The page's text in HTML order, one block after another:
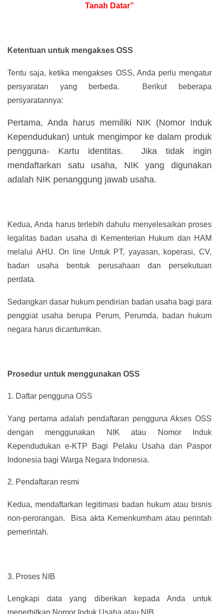
Tanah Datar”
Ketentuan untuk mengakses OSS
Tentu saja, ketika mengakses OSS, Anda perlu mengatur
persyaratan yang berbeda. Berikut beberapa
persyaratannya:
Pertama, Anda harus memiliki NIK (Nomor Induk
Kependudukan) untuk mengimpor ke dalam produk
pengguna- Kartu identitas. Jika tidak ingin
mendaftarkan satu usaha, NIK yang digunakan
adalah NIK penanggung jawab usaha.
Kedua, Anda harus terlebih dahulu menyelesaikan proses
legalitas badan usaha di Kementerian Hukum dan HAM
melalui AHU. On line Untuk PT, yayasan, koperasi, CV,
badan usaha bentuk perusahaan dan persekutuan
perdata.
Sedangkan dasar hukum pendirian badan usaha bagi para
penggiat usaha berupa Perum, Perumda, badan hukum
negara harus dicantumkan.
Prosedur untuk menggunakan OSS
1. Daftar pengguna OSS
Yang pertama adalah pendaftaran pengguna Akses OSS
dengan menggunakan NIK atau Nomor Induk
Kependudukan e-KTP Bagi Pelaku Usaha dan Paspor
Indonesia bagi Warga Negara Indonesia.
2. Pendaftaran resmi
Kedua, mendaftarkan legitimasi badan hukum atau bisnis
non-perorangan. Bisa akta Kemenkumham atau perintah
pemerintah.
3. Proses NIB
Lengkapi data yang diberikan kepada Anda untuk
menerbitkan Nomor Induk Usaha atau NIB.